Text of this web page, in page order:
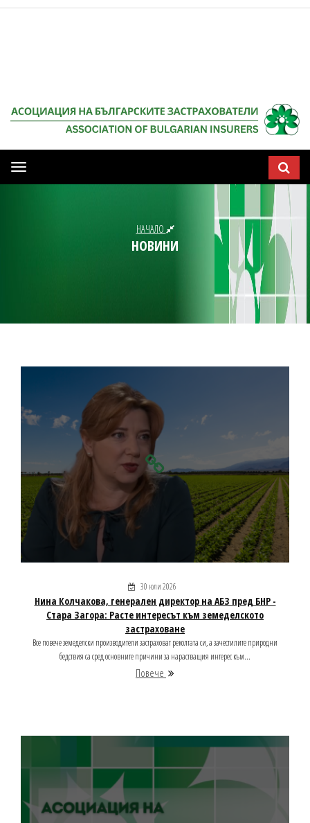
Мобилна
навигация
НАЧАЛО
НОВИНИ
30 юли 2026
Нина Колчакова, генерален директор на АБЗ пред БНР -
Стара Загора: Расте интересът към земеделското
застраховане
Все повече земеделски производители застраховат реколтата си, а зачестилите природни
бедствия са сред основните причини за нарастващия интерес към...
Повече